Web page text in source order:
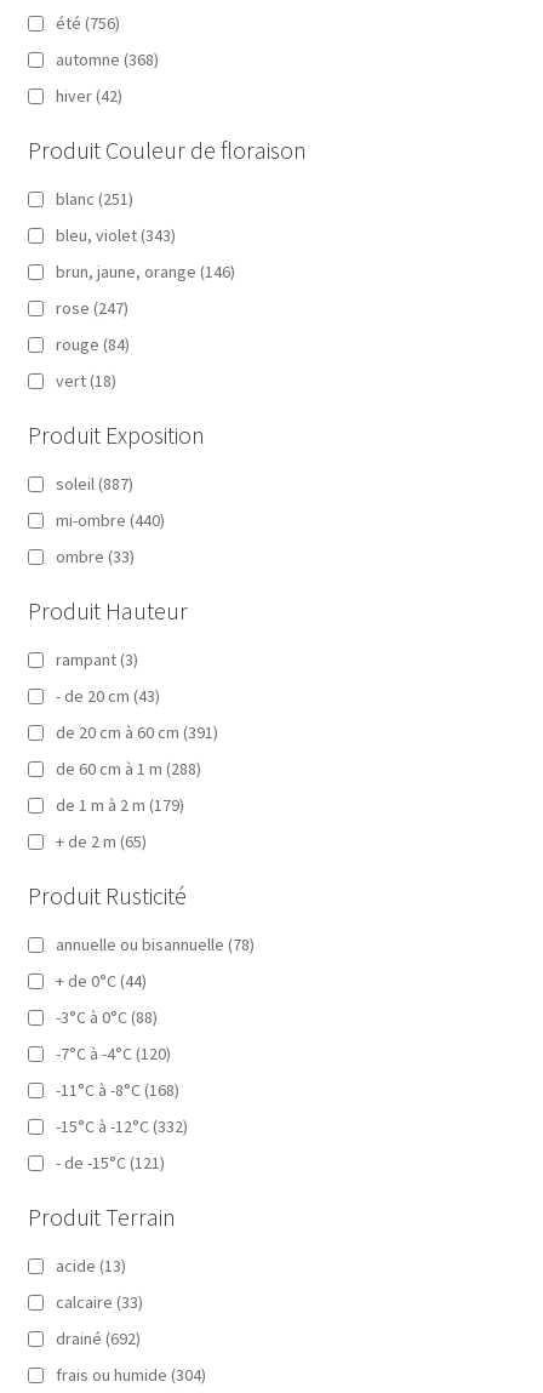
été (756)
automne (368)
hiver (42)
Produit Couleur de floraison
blanc (251)
bleu, violet (343)
brun, jaune, orange (146)
rose (247)
rouge (84)
vert (18)
Produit Exposition
soleil (887)
mi-ombre (440)
ombre (33)
Produit Hauteur
rampant (3)
- de 20 cm (43)
de 20 cm à 60 cm (391)
de 60 cm à 1 m (288)
de 1 m à 2 m (179)
+ de 2 m (65)
Produit Rusticité
annuelle ou bisannuelle (78)
+ de 0°C (44)
-3°C à 0°C (88)
-7°C à -4°C (120)
-11°C à -8°C (168)
-15°C à -12°C (332)
- de -15°C (121)
Produit Terrain
acide (13)
calcaire (33)
drainé (692)
frais ou humide (304)